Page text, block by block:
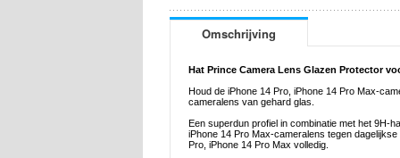
Omschrijving
Hat Prince Camera Lens Glazen Protector
Houd de iPhone 14 Pro, iPhone 14 Pro Max-
cameralens van gehard glas.
Een superdun profiel in combinatie met het 9H-
iPhone 14 Pro Max-cameralens tegen
Pro, iPhone 14 Pro Max volledig.